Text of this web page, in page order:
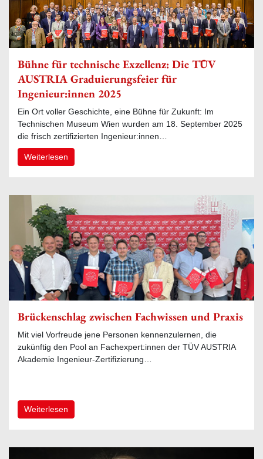
Bühne für technische Exzellenz: Die TÜV
AUSTRIA Graduierungsfeier für
Ingenieur:innen 2025
Ein Ort voller Geschichte, eine Bühne für Zukunft: Im
Technischen Museum Wien wurden am 18. September 2025
die frisch zertifizierten Ingenieur:innen…
Weiterlesen
Brückenschlag zwischen Fachwissen und Praxis
Mit viel Vorfreude jene Personen kennenzulernen, die
zukünftig den Pool an Fachexpert:innen der TÜV AUSTRIA
Akademie Ingenieur-Zertifizierung…
Weiterlesen